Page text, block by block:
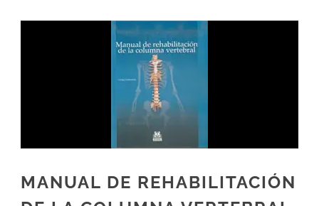
MANUAL DE REHABILITACIÓN